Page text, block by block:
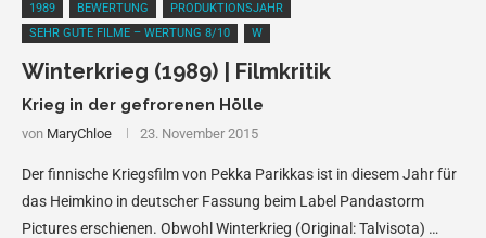
1989 BEWERTUNG
PRODUKTIONSJAHR
SEHR GUTE FILME – WERTUNG 8/10
W
Winterkrieg (1989) | Filmkritik
Krieg in der gefrorenen Hölle
von MaryChloe 23. November 2015
Der finnische Kriegsfilm von Pekka Parikkas ist in diesem Jahr für
das Heimkino in deutscher Fassung beim Label Pandastorm
Pictures erschienen. Obwohl Winterkrieg (Original: Talvisota) …